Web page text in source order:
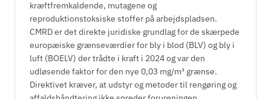
kræftfremkaldende, mutagene og
reproduktionstoksiske stoffer på arbejdspladsen.
CMRD er det direkte juridiske grundlag for de skærpede
europæiske grænseværdier for bly i blod (BLV) og bly i
luft (BOELV) der trådte i kraft i 2024 og var den
udløsende faktor for den nye 0,03 mg/m³ grænse.
Direktivet kræver, at udstyr og metoder til rengøring og